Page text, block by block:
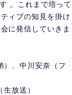
。これまで培って
ィブの知見を掛け
に発信していきま
）、中川安奈（フ
放送）